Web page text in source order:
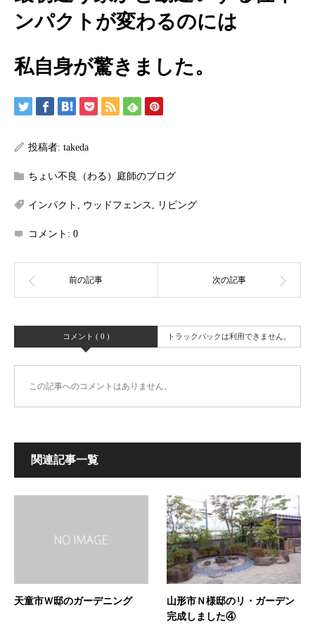
ンパクトが変わるのには
私自身が驚きました。
投稿者: takeda
ちょい不良（わる）庭師のブログ
インパクト ウッドフェンス リビング
コメント: 0
コメント ( 0 ) トラックバックは利用できません。
この記事へのコメントはありません。
関連記事一覧
天童市Ｗ邸のガーデニング
山形市Ｎ様邸のリ・ガーデン
完成しました④